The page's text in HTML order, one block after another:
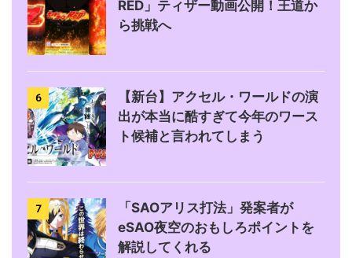
RED」ティザー動画公開！王道か
ら挑戦へ
6
【新台】アクセル・ワールドの演
出が本当に酷すぎて今年のワース
ト候補と言われてしまう
7
「SAOアリス打法」発案者が
eSAO夜空のおもしろポイントを
解説してくれる